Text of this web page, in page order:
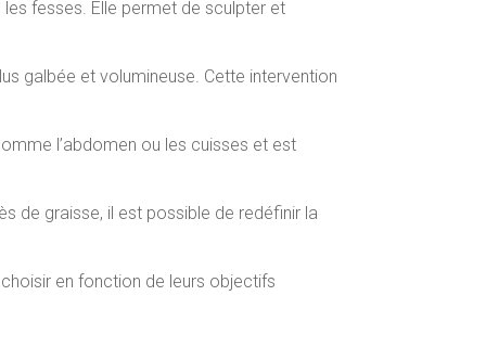
fesses. Elle permet de sculpter et
galbée et volumineuse. Cette intervention
l’abdomen ou les cuisses et est
de graisse, il est possible de redéfinir la
en fonction de leurs objectifs